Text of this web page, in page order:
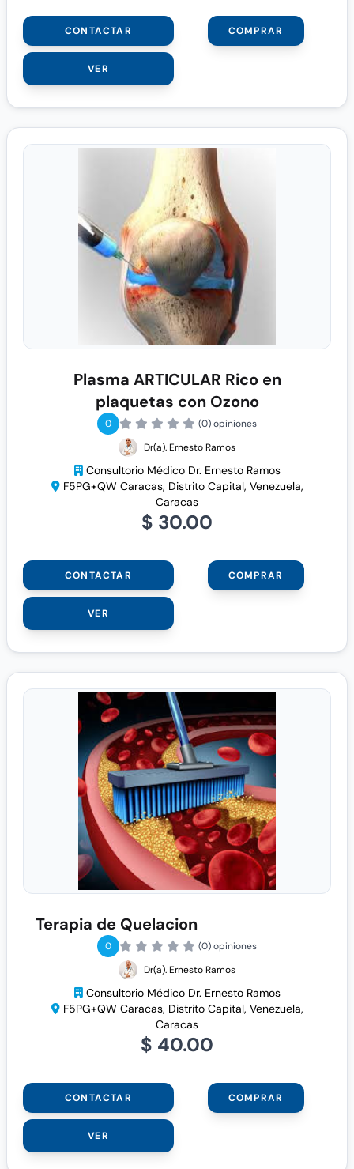
CONTACTAR COMPRAR
VER
Plasma ARTICULAR Rico en
plaquetas con Ozono
0
(0) opiniones
Dr(a). Ernesto Ramos
Consultorio Médico Dr. Ernesto Ramos
F5PG+QW Caracas, Distrito Capital, Venezuela,
Caracas
$ 30.00
CONTACTAR COMPRAR
VER
Terapia de Quelacion
0
(0) opiniones
Dr(a). Ernesto Ramos
Consultorio Médico Dr. Ernesto Ramos
F5PG+QW Caracas, Distrito Capital, Venezuela,
Caracas
$ 40.00
CONTACTAR COMPRAR
VER